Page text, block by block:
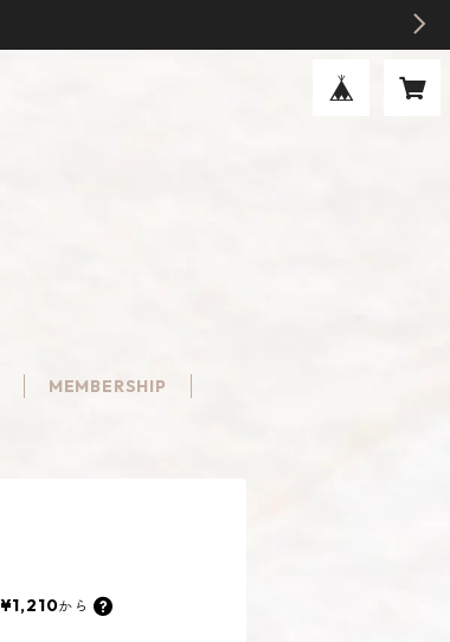
MEMBERSHIP
¥1,210から